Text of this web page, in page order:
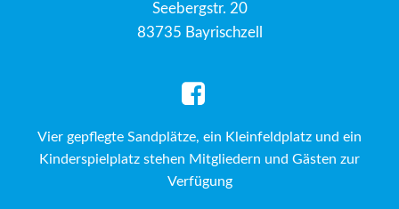
Seebergstr. 20
83735 Bayrischzell
Vier gepflegte Sandplätze, ein Kleinfeldplatz und ein
Kinderspielplatz stehen Mitgliedern und Gästen zur
Verfügung